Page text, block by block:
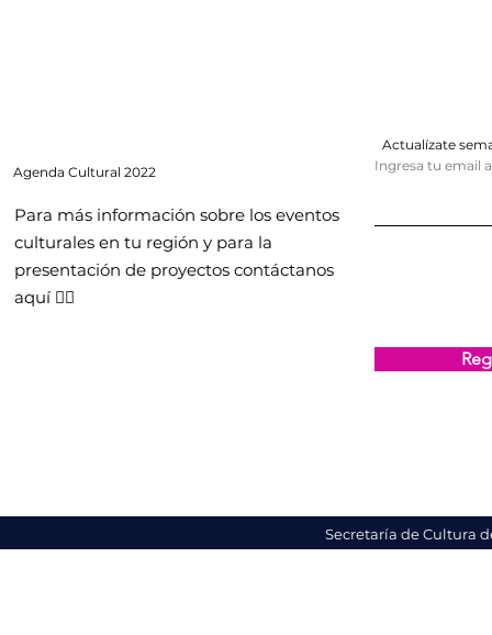
Agenda Cultural 2022
Para más información sobre los eventos
culturales en tu región y para la
presentación de proyectos contáctanos
aquí 👇🏻
Actualízate
Ingresa tu email
Secretaría de Cultura